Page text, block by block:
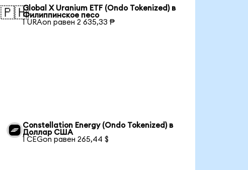
🇵🇭Global X Uranium ETF (Ondo Tokenized) в
Филиппинское песо
1 URAon равен 2 635,33 ₱
Constellation Energy (Ondo Tokenized) в
Доллар США
1 CEGon равен 265,44 $